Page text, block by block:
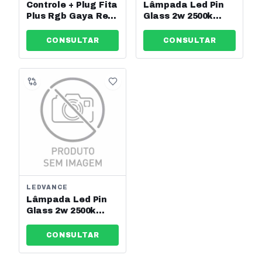
Controle + Plug Fita
Plus Rgb Gaya Ref:
CONSULTAR
Lâmpada Led Pin
Glass 2w 2500k
Osram Ref: 7015280
CONSULTAR
LEDVANCE
Lâmpada Led Pin
Glass 2w 2500k
Osram Ref: 7015239
CONSULTAR